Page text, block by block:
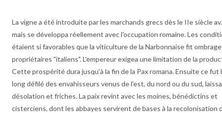
La vigne a été introduite par les marchands grecs dès le IIe siècle
mais se développa réellement avec l'occupation romaine. Les
étaient si favorables que la viticulture de la Narbonnaise fit
propriétaires "italiens". L'empereur exigea une limitation de la
Cette prospérité dura jusqu'à la fin de la Pax romana. Ensuite ce fut
long défilé des envahisseurs venus de l'est, du nord ou du sud,
désolation et friches. La paix revint avec les moines, bénédictins et
cisterciens, dont les abbayes servirent de bases à la recolonisation